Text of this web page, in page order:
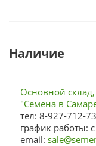
Наличие
Основной склад,
"Семена в
тел: 8-927-712-
график работы:
email: